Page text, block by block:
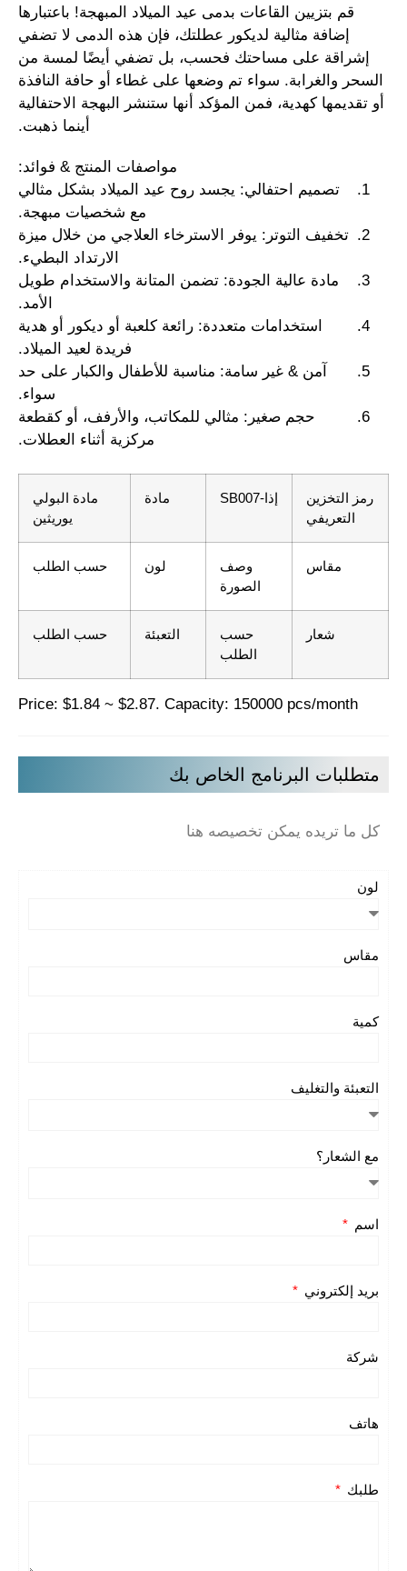
قم بتزيين القاعات بدمى عيد الميلاد المبهجة! باعتبارها
إضافة مثالية لديكور عطلتك، فإن هذه الدمى لا تضفي
إشراقة على مساحتك فحسب، بل تضفي أيضًا لمسة من
السحر والغرابة. سواء تم وضعها على غطاء أو حافة النافذة
أو تقديمها كهدية، فمن المؤكد أنها ستنشر البهجة الاحتفالية
أينما ذهبت.
مواصفات المنتج & فوائد:
تصميم احتفالي: يجسد روح عيد الميلاد بشكل مثالي
مع شخصيات مبهجة.
تخفيف التوتر: يوفر الاسترخاء العلاجي من خلال ميزة
الارتداد البطيء.
مادة عالية الجودة: تضمن المتانة والاستخدام طويل
الأمد.
استخدامات متعددة: رائعة كلعبة أو ديكور أو هدية
فريدة لعيد الميلاد.
آمن & غير سامة: مناسبة للأطفال والكبار على حد
سواء.
حجم صغير: مثالي للمكاتب، والأرفف، أو كقطعة
مركزية أثناء العطلات.
رمز التخزين
التعريفي
إذا-SB007 مادة
مادة البولي
يوريثين
مقاس
وصف
الصورة
لون حسب الطلب
شعار
حسب
الطلب
التعبئة حسب الطلب
Price: $1.84 ~ $2.87. Capacity: 150000 pcs/month
متطلبات البرنامج الخاص بك
كل ما تريده يمكن تخصيصه هنا
لون
مقاس
كمية
التعبئة والتغليف
مع الشعار؟
اسم
بريد إلكتروني
شركة
هاتف
طلبك